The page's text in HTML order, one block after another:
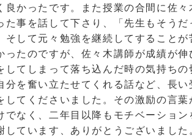
良かったです。また授業の合間に佐
た事を話して下さり、「先生もそう
そして元々勉強を継続してすること
たのですが、佐々木講師が成績が伸
してしまって落ち込んだ時の気持ち
分を奮い立たせてくれる話など、長
てくださいました。その激励の言葉
でなく、二年目以降もモチベーショ
ています、ありがとうございました